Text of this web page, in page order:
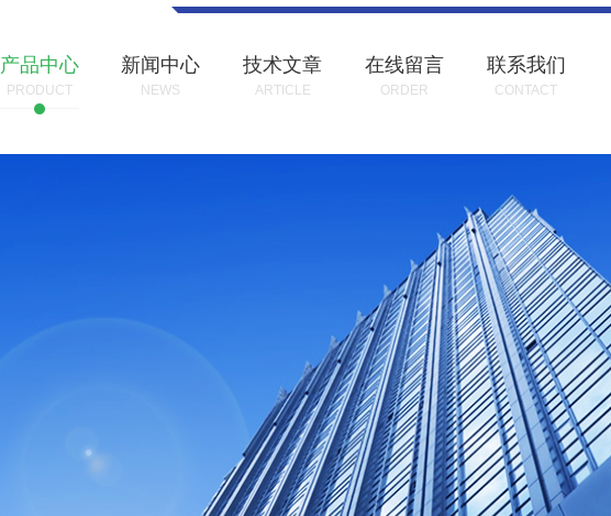
产品中心
PRODUCT
新闻中心
NEWS
技术文章
ARTICLE
在线留言
ORDER
联系我们
CONTACT